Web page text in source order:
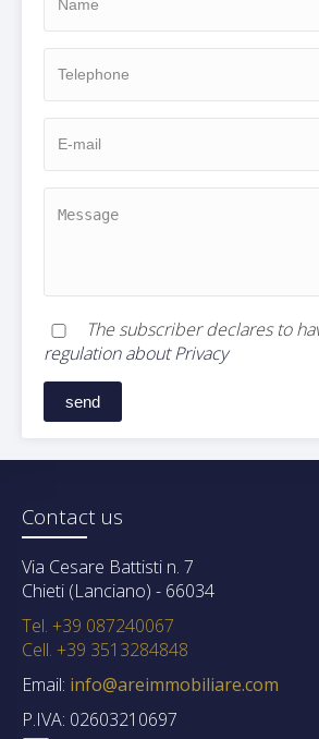
The subscriber declares to
regulation about Privacy
Contact us
Via Cesare Battisti n. 7
Chieti (Lanciano) - 66034
Tel. +39 087240067
Cell. +39 3513284848
Email: info@areimmobiliare.com
P.IVA: 02603210697